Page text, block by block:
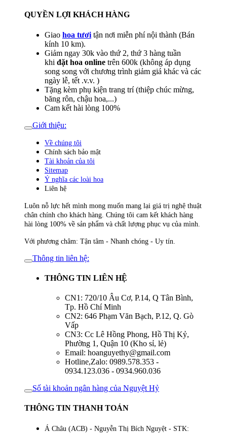
QUYỀN LỢI KHÁCH HÀNG
Giao hoa tươi tận nơi miễn phí nội thành (Bán
kính 10 km).
Giảm ngay 30k vào thứ 2, thứ 3 hàng tuần
khi đặt hoa online trên 600k (không áp dụng
song song với chương trình giảm giá khác và các
ngày lễ, tết .v.v. )
Tặng kèm phụ kiện trang trí (thiệp chúc mừng,
băng rôn, chậu hoa,...)
Cam kết hài lòng 100%
Giới thiệu:
Về chúng tôi
Chính sách bảo mật
Tài khoản của tôi
Sitemap
Ý nghĩa các loài hoa
Liên hệ
Luôn nỗ lực hết mình mong muốn mang lại giá trị nghệ thuật
chân chính cho khách hàng. Chúng tôi cam kết khách hàng
hài lòng 100% về sản phẩm và chất lượng phục vụ của mình.
Với phương châm: Tận tâm - Nhanh chóng - Uy tín.
Thông tin liên hệ:
THÔNG TIN LIÊN HỆ
CN1: 720/10 Âu Cơ, P.14, Q Tân Bình,
Tp. Hồ Chí Minh
CN2: 646 Phạm Văn Bạch, P.12, Q. Gò
Vấp
CN3: Cc Lê Hồng Phong, Hồ Thị Kỷ,
Phường 1, Quận 10 (Kho sỉ, lẻ)
Email: hoanguyethy@gmail.com
Hotline,Zalo: 0989.578.353 -
0934.123.036 - 0934.960.036
Số tài khoản ngân hàng của Nguyệt Hỷ
THÔNG TIN THANH TOÁN
Á Châu (ACB) - Nguyễn Thị Bích Nguyệt - STK: